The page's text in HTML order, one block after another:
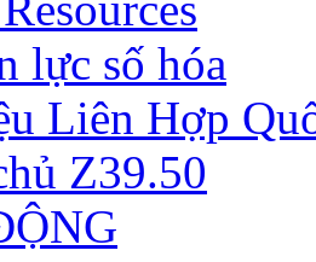
lực số hóa
Liên Hợp
Z39.50